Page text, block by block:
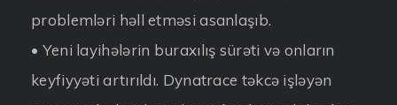
problemləri həll etməsi asanlaşıb.
• Yeni layihələrin buraxılış sürəti və onların
keyfiyyəti artırıldı. Dynatrace təkcə işləyən